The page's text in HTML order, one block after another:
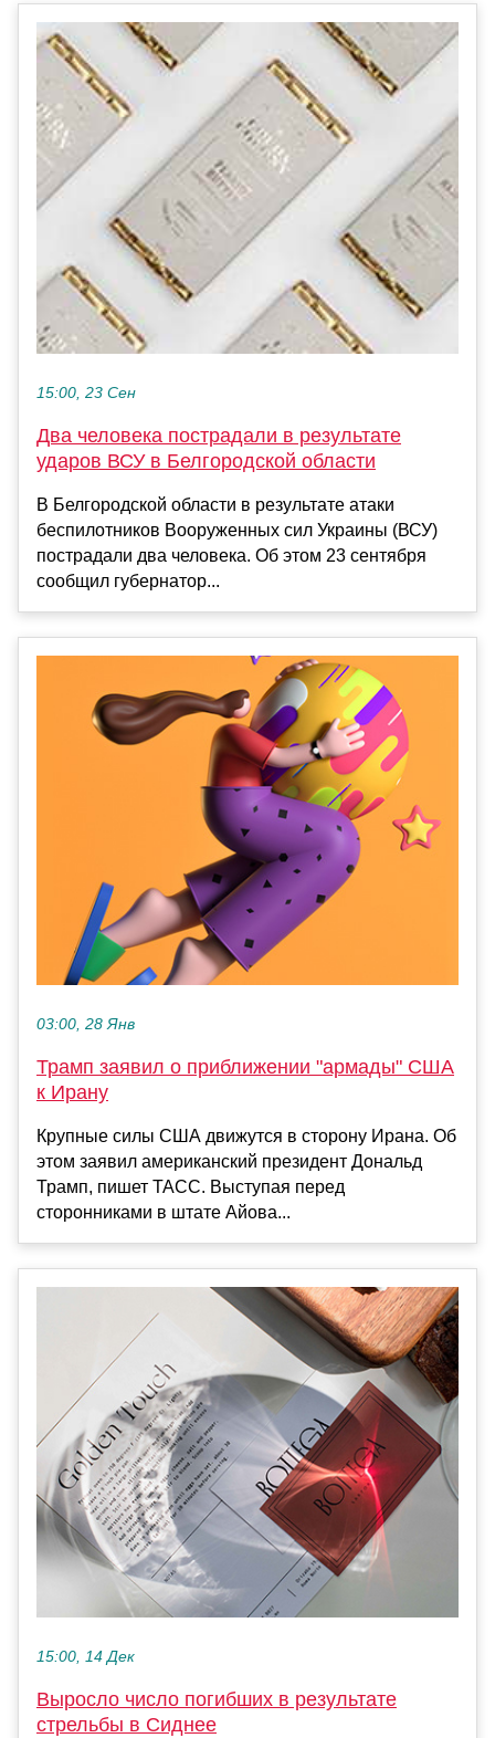
15:00, 23 Сен
Два человека пострадали в результате
ударов ВСУ в Белгородской области
В Белгородской области в результате атаки
беспилотников Вооруженных сил Украины (ВСУ)
пострадали два человека. Об этом 23 сентября
сообщил губернатор...
03:00, 28 Янв
Трамп заявил о приближении "армады" США
к Ирану
Крупные силы США движутся в сторону Ирана. Об
этом заявил американский президент Дональд
Трамп, пишет ТАСС. Выступая перед
сторонниками в штате Айова...
15:00, 14 Дек
Выросло число погибших в результате
стрельбы в Сиднее